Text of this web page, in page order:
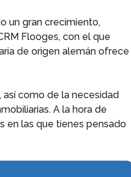
un gran crecimiento,
Flooges, con el que
de origen alemán ofrece
así como de la necesidad
A la hora de
en las que tienes pensado